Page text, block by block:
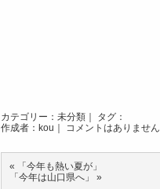
カテゴリー： 未分類 ｜ タグ：
作成者：kou｜ コメントはありません
«
「今年も熱い夏が」
「今年は山口県へ」
»